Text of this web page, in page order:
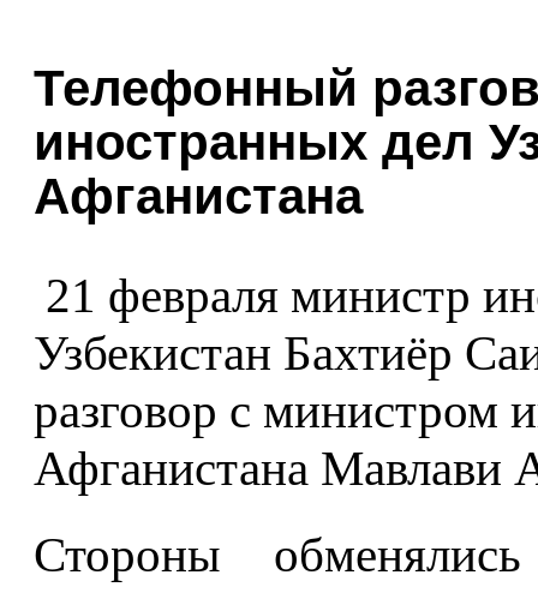
Телефонный
иностранных дел
Афганистана
21 февраля министр
Узбекистан Бахтиёр
разговор с министром
Афганистана
Стороны